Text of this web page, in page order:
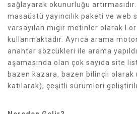
sağlayarak okunurluğu
masaüstü yayıncılık paketi ve
varsayılan mıgır metinler olarak
kullanmaktadır. Ayrıca arama
anahtar sözcükleri ile arama
aşamasında olan çok sayıda site
bazen kazara, bazen bilinçli olarak
katılarak), çeşitli sürümleri